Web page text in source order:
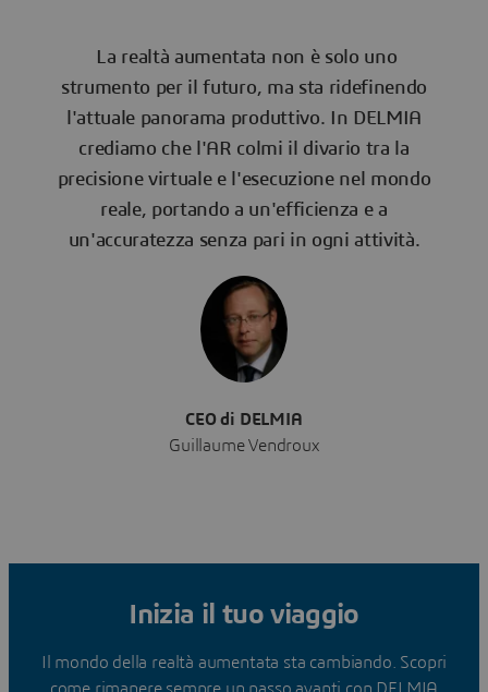
La realtà aumentata non è solo uno
strumento per il futuro, ma sta ridefinendo
l'attuale panorama produttivo. In DELMIA
crediamo che l'AR colmi il divario tra la
precisione virtuale e l'esecuzione nel mondo
reale, portando a un'efficienza e a
un'accuratezza senza pari in ogni attività.
CEO di DELMIA
Guillaume Vendroux
Inizia il tuo viaggio
Il mondo della realtà aumentata sta cambiando. Scopri
come rimanere sempre un passo avanti con DELMIA